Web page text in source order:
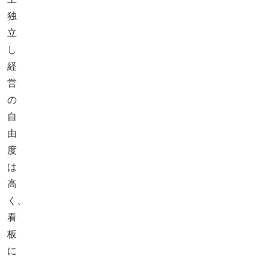
独
立
し
経
営
の
自
由
度
は
高
く、
看
板
に